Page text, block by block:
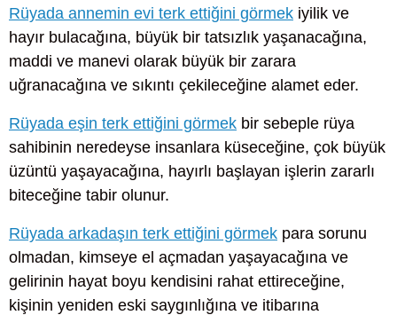
Rüyada annemin evi terk ettiğini görmek iyilik ve
hayır bulacağına, büyük bir tatsızlık yaşanacağına,
maddi ve manevi olarak büyük bir zarara
uğranacağına ve sıkıntı çekileceğine alamet eder.
Rüyada eşin terk ettiğini görmek bir sebeple rüya
sahibinin neredeyse insanlara küseceğine, çok büyük
üzüntü yaşayacağına, hayırlı başlayan işlerin zararlı
biteceğine tabir olunur.
Rüyada arkadaşın terk ettiğini görmek para sorunu
olmadan, kimseye el açmadan yaşayacağına ve
gelirinin hayat boyu kendisini rahat ettireceğine,
kişinin yeniden eski saygınlığına ve itibarına